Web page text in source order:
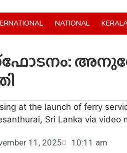
NATIONAL
11, 2025 10:11 am